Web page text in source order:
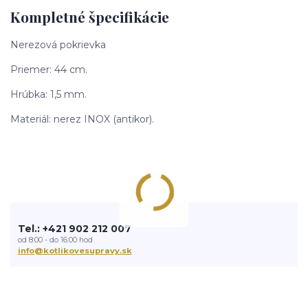
Kompletné špecifikácie
Nerezová pokrievka
Priemer: 44 cm.
Hrúbka: 1,5 mm.
Materiál: nerez INOX (antikor).
Tel.: +421 902 212 007
od 8:00 - do 16:00 hod
info@kotlikovesupravy.sk